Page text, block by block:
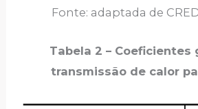
Fonte: adaptada de
Tabela 2 – Coeficientes
transmissão de calor